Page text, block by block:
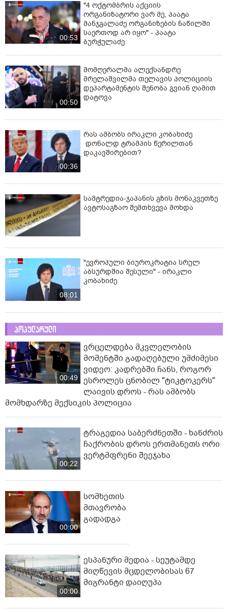
00:53
"4 ოქტომბრის აქციის
ორგანიზატორი ვარ მე, პაატა
მანჯგალაძე ორგანიზების ნაწილში
საერთოდ არ იყო" - პაატა
ბურჭულაძე
00:50
მომღერალმა ალექსანდრე
მრელაშვილმა თელავის პოლიციის
დეპარტამენტის შენობა გვიან ღამით
დატოვა
00:36
რას ამბობს ირაკლი კობახიძე
დონალდ ტრამპის წერილთან
დაკავშირებით?
სამტრედია-ჯაპანის გზის მონაკვეთზე
ავტოსაგზაო შემთხვევა მოხდა
08:01
"ევროპული ბიუროკრატია სრულ
აბსურდშია შესული" - ირაკლი
კობახიძე
პოპულარული
00:49
ვრცელდება მკვლელობის
მომენტში გადაღებული უმძიმესი
ვიდეო: კადრებში ჩანს, როგორ
ესროლეს ცნობილ "ტიკტოკერს"
ლაივის დროს - რას ამბობს
მომხდარზე მექსიკის პოლიცია
00:22
ტრაგედია საბერძნეთში - ხანძრის
ჩაქრობის დროს ერთმანეთს ორი
ვერტმფრენი შეეჯახა
00:00
სომხეთის
მთავრობა
გადადგა
00:00
ესპანური მედია - სეუტამდე
მიღწევის მცდელობისას 67
მიგრანტი დაიღუპა